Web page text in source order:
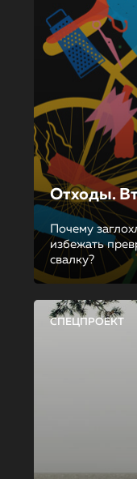
Отходы.
Почему
избежать
свалку?
СПЕЦПРОЕКТ